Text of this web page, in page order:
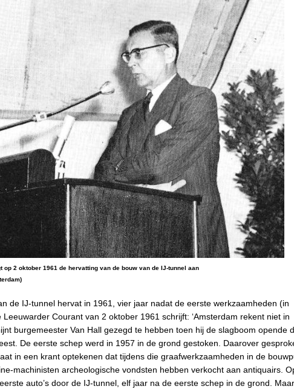
2 oktober 1961 de hervatting van de bouw van de IJ-tunnel aan
de IJ-tunnel hervat in 1961, vier jaar nadat de eerste werkzaamheden (in
Courant van 2 oktober 1961 schrijft: ‘Amsterdam rekent niet in
burgemeester Van Hall gezegd te hebben toen hij de slagboom opende
De eerste schep werd in 1957 in de grond gestoken. Daarover
in een krant optekenen dat tijdens die graafwerkzaamheden in de
machinisten archeologische vondsten hebben verkocht aan antiquairs.
auto’s door de IJ-tunnel, elf jaar na de eerste schep in de grond. Maar